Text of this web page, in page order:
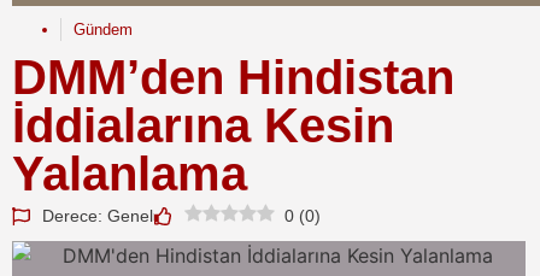
Gündem
DMM’den Hindistan
İddialarına Kesin
Yalanlama
Derece: Genel 0 (0)